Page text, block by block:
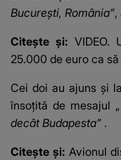
București, România”,
Citește și: VIDEO.
25.000 de euro ca
Cei doi au ajuns și la
însoțită de mesajul „
decât Budapesta” .
Citește și:Avionul